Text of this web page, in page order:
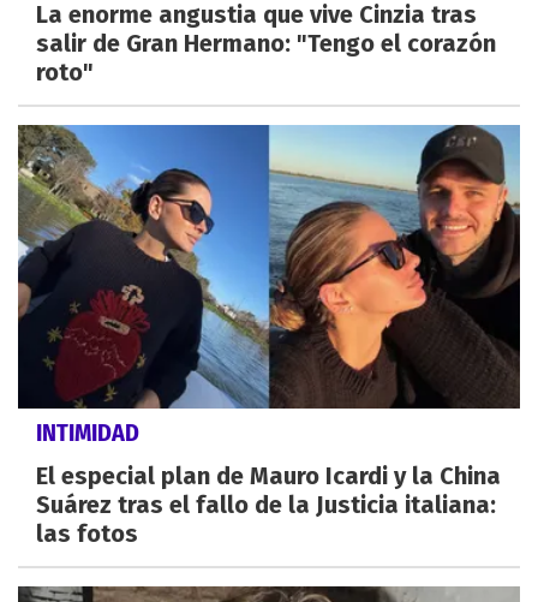
La enorme angustia que vive Cinzia tras
salir de Gran Hermano: "Tengo el corazón
roto"
INTIMIDAD
El especial plan de Mauro Icardi y la China
Suárez tras el fallo de la Justicia italiana:
las fotos